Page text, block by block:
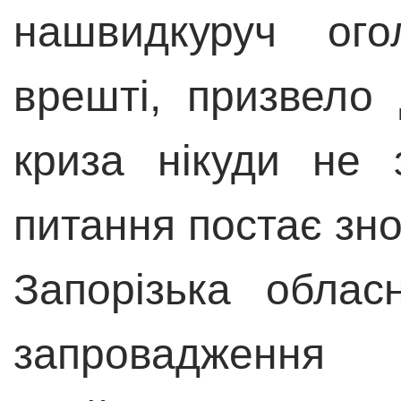
нашвидкуруч
врешті,
криза нікуди
питання постає
Запорізька